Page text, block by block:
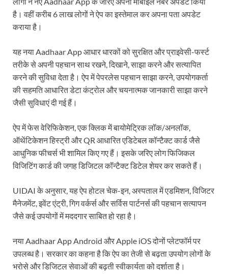
है। वहीं करीब 6 लाख लोगों ने ऐप का इस्तेमाल कर अपना पता अपडेट
कराया है।
यह नया Aadhaar App आधार धारकों को सुरक्षित और प्राइवेसी-फर्स्ट
तरीके से अपनी पहचान साथ रखने, दिखाने, साझा करने और सत्यापित
करने की सुविधा देता है। ऐप में पेपरलेस पहचान साझा करने, उपयोगकर्ता
की सहमति आधारित डेटा कंट्रोल और चयनात्मक जानकारी साझा करने
जैसी सुविधाएं दी गई हैं।
ऐप में फेस वेरिफिकेशन, एक क्लिक में बायोमेट्रिक लॉक/अनलॉक,
ऑथेंटिकेशन हिस्ट्री और QR आधारित एडिटेबल कॉन्टैक्ट कार्ड जैसे
आधुनिक फीचर्स भी शामिल किए गए हैं। इसके जरिए लोग फिजिकल
विजिटिंग कार्ड की जगह डिजिटल कॉन्टैक्ट डिटेल शेयर कर सकते हैं।
UIDAI के अनुसार, यह ऐप होटल चेक-इन, अस्पताल में एडमिशन, विजिटर
मैनेजमेंट, इवेंट एंट्री, गिग वर्कर्स और सर्विस पार्टनर्स की पहचान सत्यापन
जैसे कई उपयोगों में मददगार साबित हो रहा है।
नया Aadhaar App Android और Apple iOS दोनों प्लेटफॉर्म पर
उपलब्ध है। सरकार का कहना है कि ऐप का तेजी से बढ़ता उपयोग लोगों के
भरोसे और डिजिटल सेवाओं की बढ़ती स्वीकार्यता को दर्शाता है।